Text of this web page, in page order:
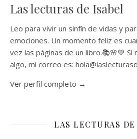
Las lecturas de Isabel
Leo para vivir un sinfín de vidas y
emociones. Un momento feliz es
vez las páginas de un libro.📚🌸💚
algo, mi correo es:
Ver perfil completo →
LAS LECTURAS